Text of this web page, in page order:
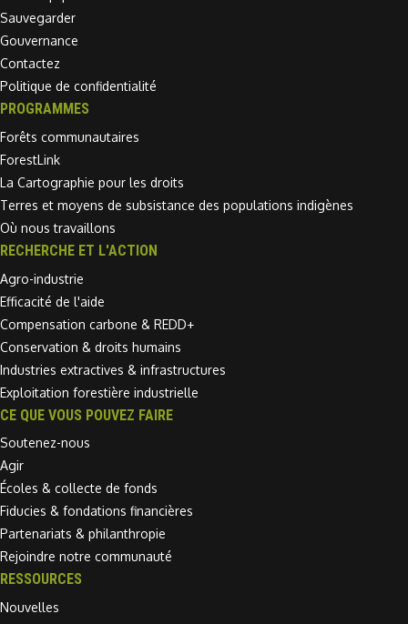
Sauvegarder
Gouvernance
Contactez
Politique de confidentialité
PROGRAMMES
Forêts communautaires
ForestLink
La Cartographie pour les droits
Terres et moyens de subsistance des populations indigènes
Où nous travaillons
RECHERCHE ET L'ACTION
Agro-industrie
Efficacité de l'aide
Compensation carbone & REDD+
Conservation & droits humains
Industries extractives & infrastructures
Exploitation forestière industrielle
CE QUE VOUS POUVEZ FAIRE
Soutenez-nous
Agir
Écoles & collecte de fonds
Fiducies & fondations financières
Partenariats & philanthropie
Rejoindre notre communauté
RESSOURCES
Nouvelles